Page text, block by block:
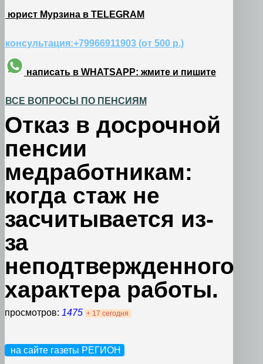
юрист Мурзина в TELEGRAM
консультация:+79966911903 (от 500 р.)
написать в WHATSAPP: жмите и пишите
ВСЕ ВОПРОСЫ ПО ПЕНСИЯМ
Отказ в досрочной
пенсии
медработникам:
когда стаж не
засчитывается из-
за
неподтвержденного
характера работы.
просмотров: 1475 + 17 сегодня
на сайте газеты РЕГИОН